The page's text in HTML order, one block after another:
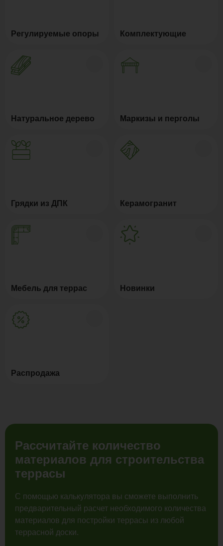
Регулируемые опоры Комплектующие
Натуральное дерево Маркизы и перголы
Грядки из ДПК Керамогранит
Мебель для террас Новинки
Распродажа
Рассчитайте количество
материалов для строительства
террасы
С помощью калькулятора вы сможете выполнить
предварительный расчет необходимого количества
материалов для постройки террасы из любой
террасной доски.